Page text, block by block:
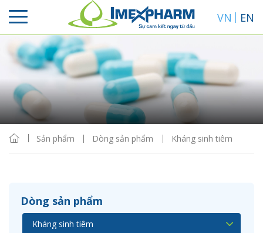
VN EN
Sản phẩm Dòng sản phẩm Kháng sinh tiêm
Dòng sản phẩm
Sắp xếp
Hiển thị